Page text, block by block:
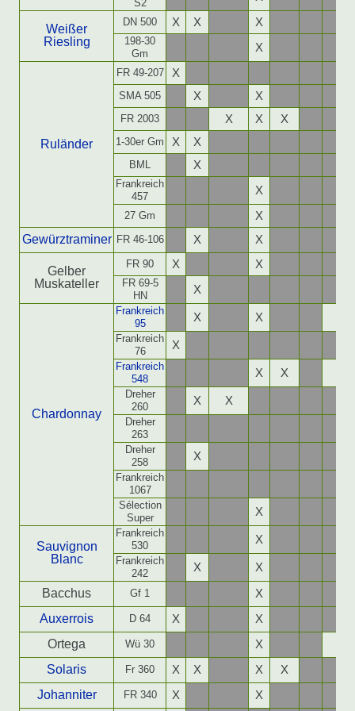
S2
Weißer
Riesling
DN 500 X X X
198-30
Gm
X
Ruländer
FR 49-207 X
SMA 505 X X
FR 2003 X X X
1-30er Gm X X
BML X
Frankreich
457
X
27 Gm X
Gewürztraminer FR 46-106 X X
Gelber
Muskateller
FR 90 X X
FR 69-5
HN
X
Chardonnay
Frankreich
95
X X
Frankreich
76
X
Frankreich
548
X X
Dreher
260
X X
Dreher
263
Dreher
258
X
Frankreich
1067
Sélection
Super
X
Sauvignon
Blanc
Frankreich
530
X
Frankreich
242
X X
Bacchus Gf 1 X
Auxerrois D 64 X X
Ortega Wü 30 X
Solaris Fr 360 X X X X
Johanniter FR 340 X X